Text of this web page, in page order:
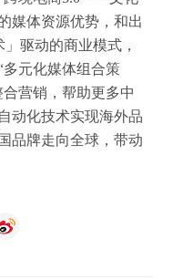
媒体资源优势，和出
驱动的商业模式，
元化媒体组合策
营销，帮助更多中
动化技术实现海外品
品牌走向全球，带动